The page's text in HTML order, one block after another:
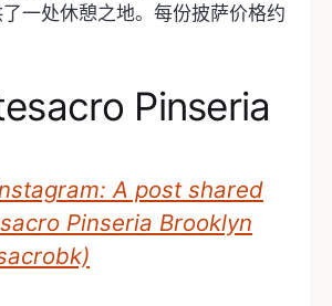
一处休憩之地。每份披萨价格约
Pinseria
A post shared
Pinseria Brooklyn